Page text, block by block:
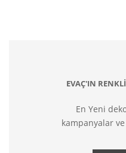
EVAÇ'IN
En Yeni
kampanyalar